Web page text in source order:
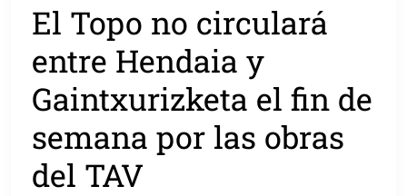
El Topo no circulará
entre Hendaia y
Gaintxurizketa el fin de
semana por las obras
del TAV